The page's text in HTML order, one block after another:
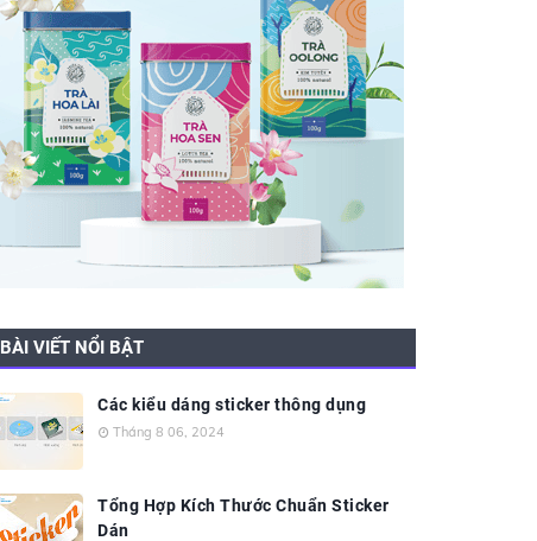
BÀI VIẾT NỔI BẬT
Các kiểu dáng sticker thông dụng
Tháng 8 06, 2024
Tổng Hợp Kích Thước Chuẩn Sticker
Dán